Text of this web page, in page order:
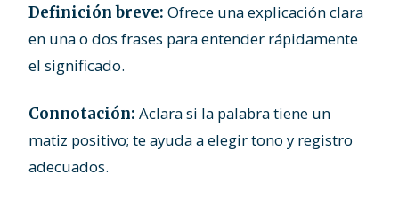
Definición breve: Ofrece una explicación clara
en una o dos frases para entender rápidamente
el significado.
Connotación: Aclara si la palabra tiene un
matiz positivo; te ayuda a elegir tono y registro
adecuados.